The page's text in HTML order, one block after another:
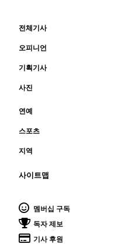
전체기사
오피니언
기획기사
사진
연예
스포츠
지역
사이트맵
멤버십 구독
독자 제보
기사 후원